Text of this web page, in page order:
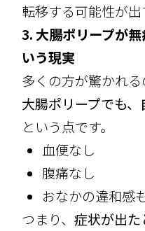
転移する可能性が出
3. 大腸ポリープが
いう現実
多くの方が驚かれる
大腸ポリープでも
という点です。
血便なし
腹痛なし
おなかの違和感
つまり、症状が出